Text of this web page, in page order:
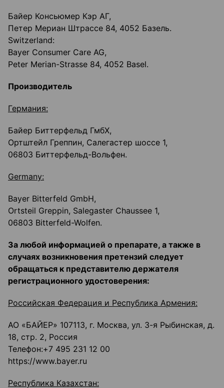
Байер Консьюмер Кэр АГ,
Петер Мериан Штрассе 84, 4052 Базель.
Switzerland:
Bayer Consumer Care AG,
Peter Merian-Strasse 84, 4052 Basel.
Производитель
Германия:
Байер Биттерфельд ГмбХ,
Ортштейл Греппин, Салегастер шоссе 1,
06803 Биттерфельд-Вольфен.
Germany:
Bayer Bitterfeld GmbH,
Ortsteil Greppin, Salegaster Chaussee 1,
06803 Bitterfeld-Wolfen.
За любой информацией о препарате, а также в
случаях возникновения претензий следует
обращаться к представителю держателя
регистрационного удостоверения:
Российская Федерация и Республика Армения:
АО «БАЙЕР» 107113, г. Москва, ул. 3-я Рыбинская, д.
18, стр. 2, Россия
Телефон:+7 495 231 12 00
https://www.bayer.ru
Республика Казахстан: